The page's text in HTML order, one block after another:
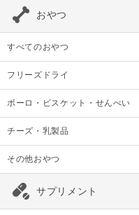
おやつ
すべてのおやつ
フリーズドライ
ボーロ・ビスケット・せんべい
チーズ・乳製品
その他おやつ
サプリメント